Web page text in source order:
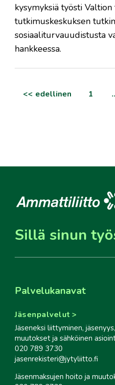
kysymyksiä työsti
tutkimuskeskuksen
sosiaaliturvauudistusta
hankkeessa.
artikkelien
edellinen 1
Sillä sinun
Palvelukanavat
Jäsenpalvelut
Jäseneksi liittyminen,
muutokset ja sähköinen
020 789 3730
jasenrekisteri@jytyliitto.fi
Jäsenmaksujen hoito ja